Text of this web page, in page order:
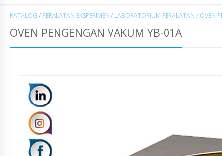
KATALOG / PERALATAN EKSPERIMEN / LABORATORIUM PERALATAN / OVEN
OVEN PENGENGAN VAKUM YB-01A